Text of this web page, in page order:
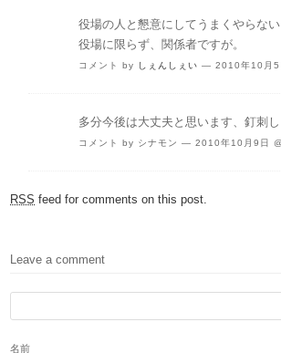
役場の人と懇意にしてうまくやらない
役場に限らず、関係者ですが。
コメント by しぇんしぇい — 2010年10月5
多分今後は大丈夫と思います、釘刺し
コメント by シナモン — 2010年10月9日
RSS feed for comments on this post.
Leave a comment
名前